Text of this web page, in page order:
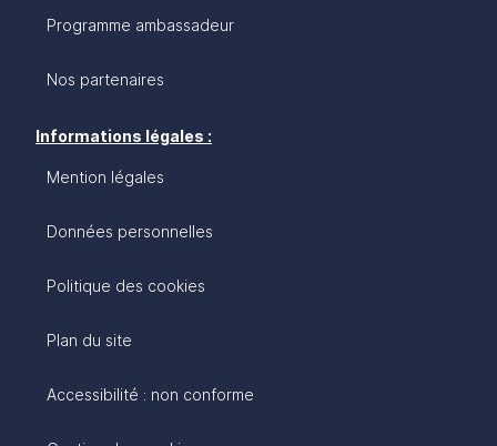
Programme ambassadeur
Nos partenaires
Informations légales :
Mention légales
Données personnelles
Politique des cookies
Plan du site
Accessibilité : non conforme